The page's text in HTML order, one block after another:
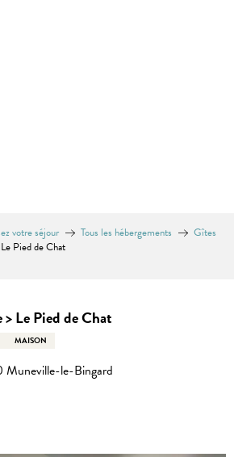
votre séjour Tous les hébergements
Gîtes
Pied de Chat
Le Pied de Chat
MAISON
le-Bingard